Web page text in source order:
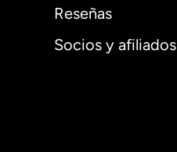
Reseñas
Socios y afiliados